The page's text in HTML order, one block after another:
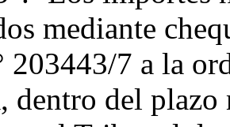
mediante
203443/7 a la
dentro del